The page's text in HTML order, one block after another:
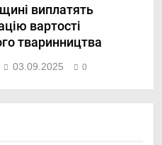
виплатять
вартості
тваринництва
03.09.2025 0